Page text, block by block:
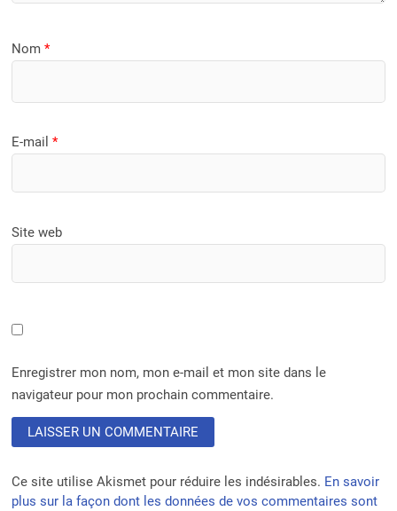
Nom*
E-mail*
Site web
Enregistrer mon nom, mon e-mail et mon site dans le
navigateur pour mon prochain commentaire.
Ce site utilise Akismet pour réduire les indésirables. En savoir
plus sur la façon dont les données de vos commentaires sont